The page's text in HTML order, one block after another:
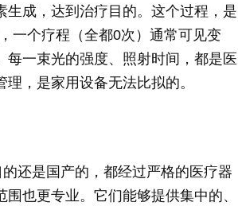
成，达到治疗目的。这个过程，是
一个疗程（全都0次）通常可见变
一束光的强度、照射时间，都是医
，是家用设备无法比拟的。
还是国产的，都经过严格的医疗器
也更专业。它们能够提供集中的、